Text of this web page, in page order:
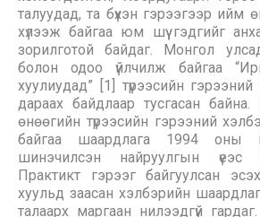
талуудад, та бүхэн гэрээгээр ийм
хүлээж байгаа юм шүү гэдгийг
зорилготой байдаг. Монгол
болон одоо үйлчилж байгаа
хуулиудад” [1] түрээсийн
дараах байдлаар тусгасан
өнөөгийн түрээсийн гэрээний
байгаа шаардлага 1994 оны
шинэчилсэн найруулгын үеэс
Практикт гэрээг байгуулсан
хуульд заасан хэлбэрийн
талаарх маргаан нилээдгүй